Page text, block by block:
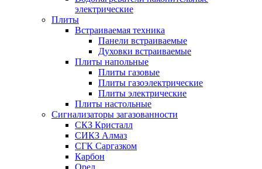
электрические
Плиты
Встраиваемая техника
Панели встраиваемые
Духовки встраиваемые
Плиты напольные
Плиты газовые
Плиты газоэлектрические
Плиты электрические
Плиты настольные
Сигнализаторы загазованности
СКЗ Кристалл
СИКЗ Алмаз
СГК Саргазком
Карбон
Орел